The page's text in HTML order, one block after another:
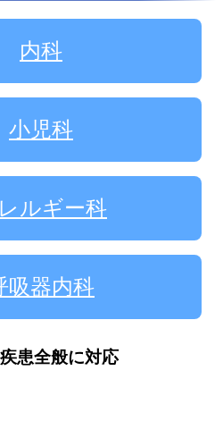
内科
小児科
ルギー科
吸器内科
患全般に対応